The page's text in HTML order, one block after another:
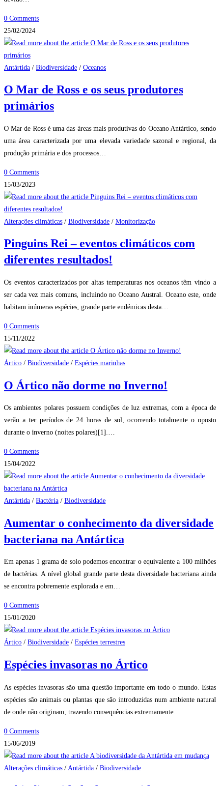
0 Comments
25/02/2024
Antártida / Biodiversidade / Oceanos
O Mar de Ross e os seus produtores
primários
O Mar de Ross é uma das áreas mais produtivas do Oceano Antártico, sendo
uma área caracterizada por uma elevada variedade sazonal e regional, da
produção primária e dos processos…
0 Comments
15/03/2023
Alterações climáticas / Biodiversidade / Monitorização
Pinguins Rei – eventos climáticos com
diferentes resultados!
Os eventos caracterizados por altas temperaturas nos oceanos têm vindo a
ser cada vez mais comuns, incluindo no Oceano Austral. Oceano este, onde
habitam inúmeras espécies, grande parte endémicas desta…
0 Comments
15/11/2022
Ártico / Biodiversidade / Espécies marinhas
O Ártico não dorme no Inverno!
Os ambientes polares possuem condições de luz extremas, com a época de
verão a ter períodos de 24 horas de sol, ocorrendo totalmente o oposto
durante o inverno (noites polares)[1].…
0 Comments
15/04/2022
Antártida / Bactéria / Biodiversidade
Aumentar o conhecimento da diversidade
bacteriana na Antártica
Em apenas 1 grama de solo podemos encontrar o equivalente a 100 milhões
de bactérias. A nível global grande parte desta diversidade bacteriana ainda
se encontra pobremente explorada e em…
0 Comments
15/01/2020
Ártico / Biodiversidade / Espécies terrestres
Espécies invasoras no Ártico
As espécies invasoras são uma questão importante em todo o mundo. Estas
espécies são animais ou plantas que são introduzidas num ambiente natural
de onde não originam, trazendo consequências extremamente…
0 Comments
15/06/2019
Alterações climáticas / Antártida / Biodiversidade